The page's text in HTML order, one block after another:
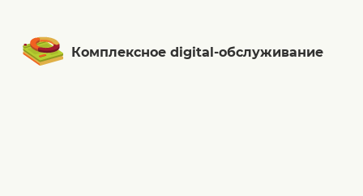
Комплексное digital-обслуживание